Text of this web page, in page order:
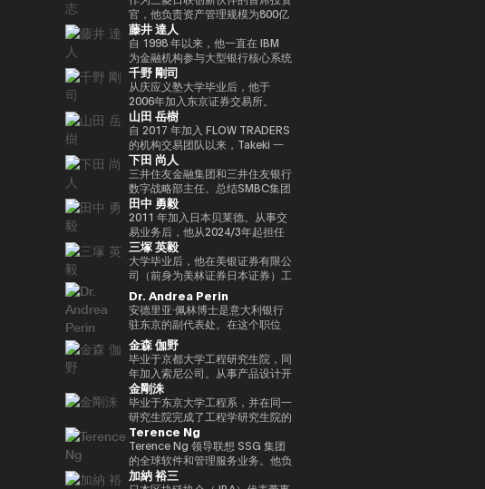
司。Animoca Brands就是这样一
家孵化公司，它成立于2014年。
2017 年，我们建立了道尔顿学习
实验室，这是一个课后数字实验
室，旨在培养发散思维和设计思维
等技能，而这些技能在传统教育体
系中并不受到重视。他还是
ThinkBlaze的创始人，
ThinkBlaze是Outblaze的研究部
门，负责研究技术中具有社会意义
的问题。自2018年以来，Yat一直
是游戏行业使用区块链和NFT（不
可替代代币）的早期支持者。人们
认为，这将使游戏玩家能够真正拥
有游戏中的资产和数据，进而拥有
价值本身。Yat 对去中心化应用程
序和数字资产的潜力有了清晰的认
识，很快带领 Animoca Brands
在区块链、游戏、NFT 和开放的
元宇宙中占据了领导地位。
Animoca Brands已经开发了多个
以NFT为中心的子公司和产品组，
还投资了540多家区块链相关公
司，以建立世界上最大的区块链投
资组合之一。迄今为止，Yat先生
获得了许多荣誉，并被世界经济论
坛选为 “明日全球领袖” 之一，在
DHL/SCMP大奖中被选为 “年度青
年企业家”，并被Cointelegraph
评选为 “区块链行业值得关注的
100位人物”。此外，Yat先生是一
位接受过古典音乐正规培训的音乐
家，曾担任BAFTA（英国电影电
本堀右卫门在 10 年后对未来的完
整预测” 等
通硬币和代币化存款等产品。
冲基金，它建立了一个投资假设，
即比特币每个周期都以高价出售，
并以最低价格回购更多比特币。
Turpin是一位经验丰富的高管，作
为连续创业者和投资者活跃了超过
35年，并成功退出多次。基于这
一往绩，成立了位于波多黎各的家
族办公室Transform Capital。他
也被称为比特币的早期投资者和思
想领袖（思想领袖），他参与了包
括以太坊和泰达币在内的重大区块
链项目的初始营销和咨询。由于这
些成就，它被CNBC称为 “加密教
父（加密教父）”。BitAngels 于
2013 年共同创立，BitAngels
Fund 1 于 2014 年共同创立。该
基金以以太坊众筹中以每枚代币
30美分的价格投资100万美元而闻
名。图尔平也是2015年开发了 “比
特币四季模型（比特币的四季）”
的人，他于2024年由天马出版社
出版的《比特币超级周期》一书获
得了高度赞誉，并因准确预测
2024/11年初比特币的历史高点更
新而受到关注。在进入数字资产领
域之前，他创立了Market
Wire（现为GlobeNewsWire）。
该公司目前是阿波罗环球管理旗下
的一个业务部门，规模约为5亿美
元。此外，作为消费互联网早期营
销的先驱，他参与了数十个著名互
联网品牌的发展，首先是The
Motley Fool、America Online
币验证组负责人。他从 2025/7 年
起被借调，目前担任现任职务。自
2025/4以来，他一直是东京大学
经济学研究生院CARF的受邀研究
员。翻译内容包括 “比特币和区块
链：支持加密货币的技术”（NTT
Publishing）和 “掌握以太坊——
构建智能合约和去中心化应用程
序”（O'Reilly Japan）。合著了
《Web3的未解决问题》（日经英
国石油公司）和《13人对Web3加
密资产的未来预测》（朝日新闻出
版社）。
官，他负责资产管理规模为800亿
日元的基金中的创业投资和业务发
展，主要是在日本、美国和亚洲。
在加入MUIP之前，他曾在独立风
险投资公司Global Brain参与国内
和国际创业投资和CVC管理。在
此之前，他在索尼担任品类经理，
经营海外业务，负责为技术投资和
合资设立以及零售能源业务等新业
务项目提供资金。
藤井 達人
自 1998 年以来，他一直在 IBM
为金融机构参与大型银行核心系统
开发和咨询服务。在微软工作后，
他参与了三菱日联金融集团的创新
业务并领导了DX项目。在AU
Financial Holdings担任执行官、
首席数字官和IT总经理以及微软的
业务执行官兼金融创新部门经理之
后，他目前担任现任职务。通用公
司协会 FINOVATORS 成立。
2021年被任命为日本区块链协会
理事。毕业于同志社大学，在东京
大学完成了第17次EMP。
千野 剛司
从庆应义塾大学毕业后，他于
2006年加入东京证券交易所。
2008年金融危机后，他参与了债
务违约管理流程改进项目，领导了
日本证券清算组织的场外衍生品
（信用违约互换和利率互换）结算
项目，并负责日本交易所集团清算
结算领域的业务规划。自2016年
以来，我一直在PWCJapan首席
执行官办公室（企业规划）支持领
导团队的战略讨论。2018/7年，
他加入了运营全球加密资产交易所
Kraken的Payward, Inc.（美
国），并为金融服务局的注册做出
了贡献。从2020/3年起，他就任
公司在日本的代表。2022/7 年，
他就任币安驻日本代表。完成了牛
津大学工商管理硕士（MBA）学
位。
山田 岳樹
自 2017 年加入 FLOW TRADERS
的机构交易团队以来，Takeki 一
直为机构投资者提供流动性服务，
通过大宗交易覆盖包括 ETF、国
际债券及数字资产在内的多种资产
类别，工作地点涵盖新加坡及香
港。 他同时负责日本业务的整体
发展，与日本国内的机构投资者、
ETF 发行方、交易平台、证券交
易所以及加密资产交易所保持密切
合作。 FLOW TRADERS 已连续
多年获得东京证券交易所颁发的
“最佳做市商”奖项。作为一家上市
公司，FLOW TRADERS 亦积极参
与包括现货加密资产及加密资产
ETF 在内的数字资产流动性提
供，致力于连接传统金融与数字资
产行业。
下田 尚人
三井住友金融集团和三井住友银行
数字战略部主任。总结SMBC集团
在数字资产方面的工作。日本银行
结算与结算服务局顾问，任期至
2025/6。结算与结算管理局利用
新技术（Project Agora等）参与
规划和推广先进的结算项目，以及
关于人工智能对金融系统的影响的
国际研究。他还参与了各种国际政
策讨论机构，例如国际清算银行结
算市场基础设施委员会
（CPMI）、七国集团数字支付专
家组（2023年联席主席）、金融
稳定委员会（FSB）创新网络和
BIS/中央银行CBDC小组。在日本
银行，他还先后担任过长崎分行经
理、香港办事处经理、金融机构局
国际科科长（负责巴塞尔监管）、
国际局规划师等职务。在财务省，
他作为国际组织司的规划官负责国
际金融（FATF、FSB等）。毕业
于一桥大学法学院。我在哈佛大学
田中 勇毅
2011 年加入日本贝莱德。从事交
易业务后，他从2024/3年起担任
贝莱德全球市场经理，负责监督交
易、证券借贷和现金管理。他还曾
在日本的数字战略领域工作。自
2025 年 1 月起，他还担任全球产
品解决方案部，负责监督同一部门
的过渡管理。
三塚 英毅
大学毕业后，他在美银证券有限公
司（前身为美林证券日本证券）工
作，在法国巴黎银行证券有限公司
担任多个职位后，他成为全球市场
管理部的首席运营官。在Web3公
司Animoca Brands Co., Ltd.成
立时担任首席运营官后，他自
2024/3年以来一直担任现任职
务。
Dr. Andrea Perin
安德里亚·佩林博士是意大利银行
驻东京的副代表处。在这个职位
上，我负责日本、韩国、台湾、澳
大利亚和新西兰的经济政策讨论和
宏观经济和金融趋势的分析。我们
还努力通过与当地金融和监管机
构、机构投资者和商界的对话，增
进对意大利经济的理解，进一步加
强两国之间的经济和金融关系。他
在中央银行、银行监管机构以及包
括欧洲中央银行（ECB）和欧洲投
资银行（EIB）在内的国际金融机
构拥有超过15年的经验，在金融
金森 伽野
毕业于京都大学工程研究生院，同
年加入索尼公司。从事产品设计开
发、产品策划和营销工作。之后，
我以互联网证券和经验丰富的客户
体验、CX策略推广等方式推出了
一项新的金融科技业务。于2022
年加入索尼银行，目前正在以索尼
银行DX业务规划经理的身份推广
与Web3相关的新业务规划。
金剛洙
毕业于东京大学工程系，并在同一
研究生院完成了工程学研究生院的
课程。加入花旗证券有限公司，从
事日本政府债券和利率衍生品的交
易业务。之后，他加入了松尾实验
室株式会社，一直负责机器学习项
Terence Ng
Terence Ng 领导联想 SSG 集团
的全球软件和管理服务业务。他负
责推动战略性微软云解决方案提供
加納 裕三